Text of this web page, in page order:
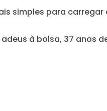
simples para carregar
à bolsa, 37 anos